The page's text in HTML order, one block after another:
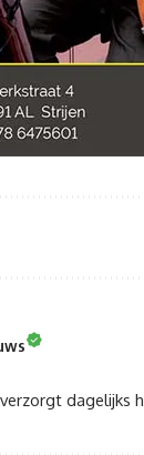
dagelijks